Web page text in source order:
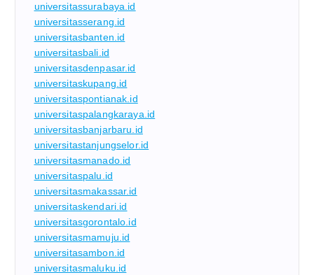
universitassurabaya.id
universitasserang.id
universitasbanten.id
universitasbali.id
universitasdenpasar.id
universitaskupang.id
universitaspontianak.id
universitaspalangkaraya.id
universitasbanjarbaru.id
universitastanjungselor.id
universitasmanado.id
universitaspalu.id
universitasmakassar.id
universitaskendari.id
universitasgorontalo.id
universitasmamuju.id
universitasambon.id
universitasmaluku.id